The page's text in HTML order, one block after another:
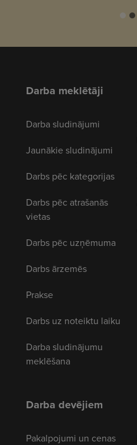
Darba meklētāji
Darba sludinājumi
Jaunākie sludinājumi
Darbs pēc kategorijas
Darbs pēc atrašanās
vietas
Darbs pēc uzņēmuma
Darbs ārzemēs
Prakse
Darbs uz noteiktu laiku
Darba sludinājumu
meklēšana
Darba devējiem
Pakalpojumi un cenas